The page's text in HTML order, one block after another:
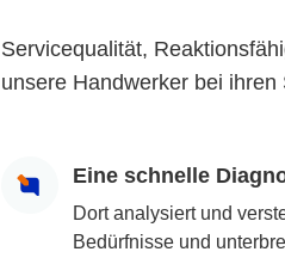
Servicequalität,
unsere Handwerker bei ihren
Eine schnelle
Dort analysiert und
Bedürfnisse und